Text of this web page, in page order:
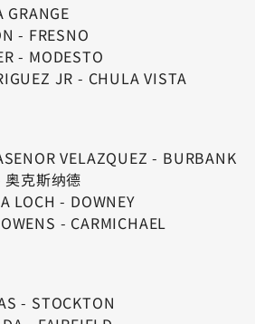
- FRESNO
- MODESTO
JR - CHULA VISTA
VELAZQUEZ - BURBANK
克斯纳德
LOCH - DOWNEY
- CARMICHAEL
- STOCKTON